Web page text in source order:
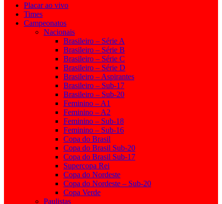
Placar ao vivo
Times
Campeonatos
Nacionais
Brasileiro – Série A
Brasileiro – Série B
Brasileiro – Série C
Brasileiro – Série D
Brasileiro – Aspirantes
Brasileiro – Sub-17
Brasileiro – Sub-20
Feminino – A1
Feminino – A2
Feminino – Sub-18
Feminino – Sub-16
Copa do Brasil
Copa do Brasil Sub-20
Copa do Brasil Sub-17
Supercopa Rei
Copa do Nordeste
Copa do Nordeste – Sub-20
Copa Verde
Paulistas